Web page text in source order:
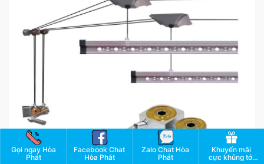
Gọi ngay Hòa
Phát
Facebook Chat
Hòa Phát
Zalo Chat Hòa
Phát
Khuyến mãi
cực khủng tới